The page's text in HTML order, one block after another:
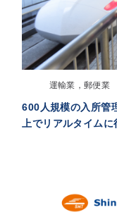
運輸業，郵便業
600人規模の入所管
上でリアルタイム